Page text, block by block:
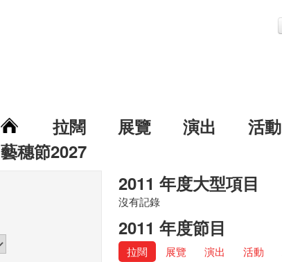
拉闊 展覽 演出 活動
藝穗節2027
2011 年度大型項目
沒有記錄
2011 年度節目
拉闊 展覽 演出 活動